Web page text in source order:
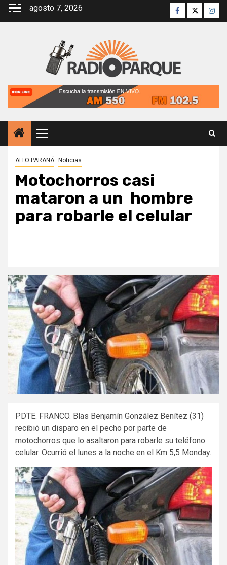
Saltar
agosto 7, 2026 Facebook
Twitter
Menú
principal
ALTO PARANÁ Noticias
Motochorros casi
mataron a un hombre
para robarle el celular
PDTE. FRANCO. Blas Benjamín González Benítez (31)
recibió un disparo en el pecho por parte de
motochorros que lo asaltaron para robarle su teléfono
celular. Ocurrió el lunes a la noche en el Km 5,5 Monday.